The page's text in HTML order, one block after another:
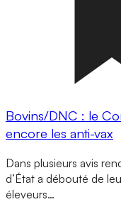
Bovins/DNC : le
encore les anti-vax
Dans plusieurs avis
d’État a débouté de
éleveurs…